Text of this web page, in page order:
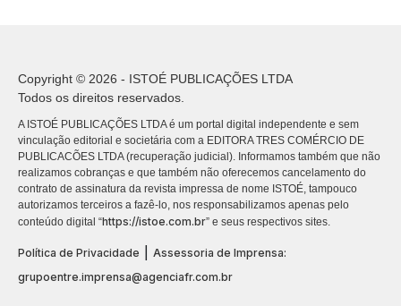
Copyright © 2026 - ISTOÉ PUBLICAÇÕES LTDA
Todos os direitos reservados.
A ISTOÉ PUBLICAÇÕES LTDA é um portal digital independente e sem
vinculação editorial e societária com a EDITORA TRES COMÉRCIO DE
PUBLICACÕES LTDA (recuperação judicial). Informamos também que não
realizamos cobranças e que também não oferecemos cancelamento do
contrato de assinatura da revista impressa de nome ISTOÉ, tampouco
autorizamos terceiros a fazê-lo, nos responsabilizamos apenas pelo
conteúdo digital “https://istoe.com.br” e seus respectivos sites.
Política de Privacidade
Assessoria de Imprensa:
grupoentre.imprensa@agenciafr.com.br